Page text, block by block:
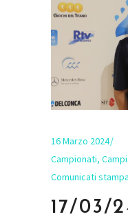
16 Marzo 2024
Campionati,
Comunicati stampa
17/03/